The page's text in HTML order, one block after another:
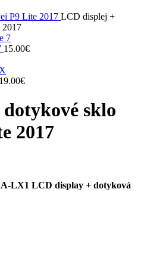
P9 Lite 2017 LCD displej +
2017
15.00€
19.00€
sklo
2017
LX1 LCD display + dotyková